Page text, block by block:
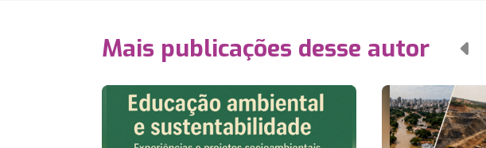
Mais publicações desse autor